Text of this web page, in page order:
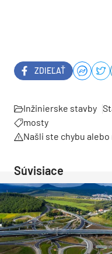
ZDIEĽAŤ
Inžinierske stavby
mosty
Našli ste chybu
Súvisiace